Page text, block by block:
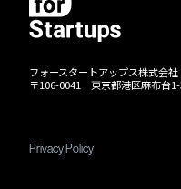
フォースタートアップス株式会社
〒106-0041 東京都港区麻布台
Privacy Policy